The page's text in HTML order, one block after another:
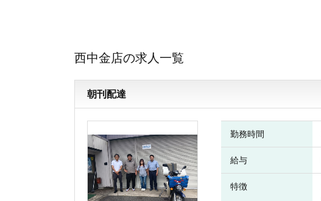
西中金店の求人一覧
朝刊配達
勤務時間
給与
特徴